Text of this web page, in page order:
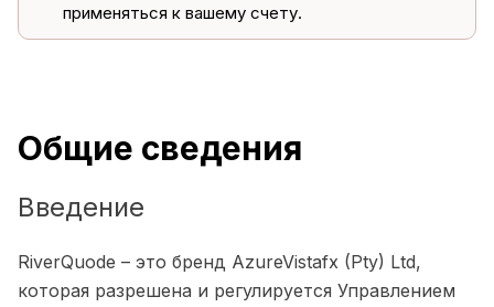
применяться к вашему счету.
Общие сведения
Введение
RiverQuode – это бренд AzureVistafx (Pty) Ltd,
которая разрешена и регулируется Управлением